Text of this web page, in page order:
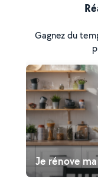
Gagnez du
Je rénove